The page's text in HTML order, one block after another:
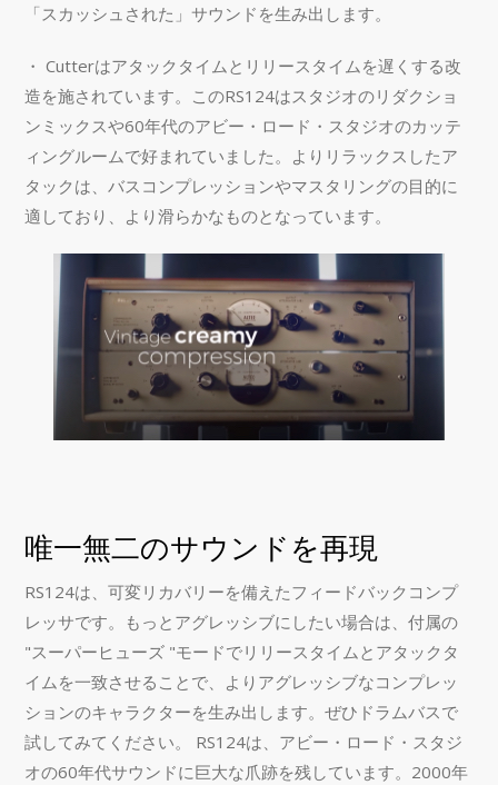
「スカッシュされた」サウンドを生み出します。
・ Cutterはアタックタイムとリリースタイムを遅くする改
造を施されています。このRS124はスタジオのリダクショ
ンミックスや60年代のアビー・ロード・スタジオのカッテ
ィングルームで好まれていました。よりリラックスしたア
タックは、バスコンプレッションやマスタリングの目的に
適しており、より滑らかなものとなっています。
唯一無二のサウンドを再現
RS124は、可変リカバリーを備えたフィードバックコンプ
レッサです。もっとアグレッシブにしたい場合は、付属の
"スーパーヒューズ "モードでリリースタイムとアタックタ
イムを一致させることで、よりアグレッシブなコンプレッ
ションのキャラクターを生み出します。ぜひドラムバスで
試してみてください。 RS124は、アビー・ロード・スタジ
オの60年代サウンドに巨大な爪跡を残しています。2000年